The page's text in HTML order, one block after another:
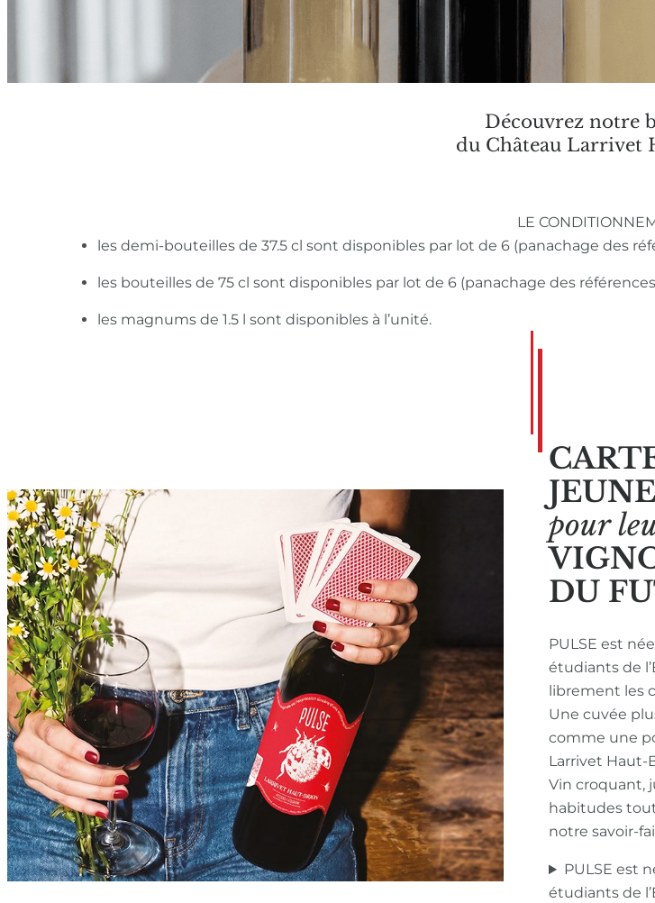
Découvrez notre
du Château Larrivet
LE
les demi-bouteilles de 37.5 cl sont disponibles par lot de 6 (panachage des
les bouteilles de 75 cl sont disponibles par lot de 6 (panachage des
les magnums de 1.5 l sont disponibles à l’unité.
pour
DU
PULSE est
étudiants de
librement les
Une cuvée
comme une
Larrivet Haut-
Vin croquant,
habitudes
notre savoir-
PULSE est
étudiants de